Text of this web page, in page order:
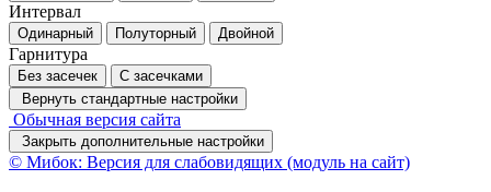
Интервал
Одинарный Полуторный Двойной
Гарнитура
Без засечек
С засечками
Вернуть стандартные настройки
Обычная версия сайта
Закрыть дополнительные настройки
© Мибок: Версия для слабовидящих (модуль на сайт)